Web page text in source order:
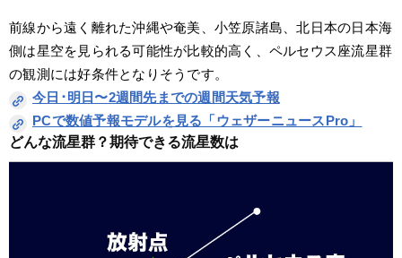
前線から遠く離れた沖縄や奄美、小笠原諸島、北日本の日本海
側は星空を見られる可能性が比較的高く、ペルセウス座流星群
の観測には好条件となりそうです。
今日･明日〜2週間先までの週間天気予報
PCで数値予報モデルを見る「ウェザーニュースPro」
どんな流星群？期待できる流星数は